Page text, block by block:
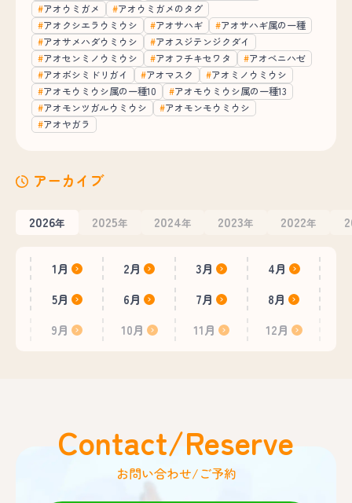
アオウミガメ
アオウミガメのタグ
アオクシエラウミウシ
アオサハギ
アオサハギ属の一種
アオサメハダウミウシ
アオスジテンジクダイ
アオセンミノウミウシ
アオフチキセワタ
アオベニハゼ
アオボシミドリガイ
アオマスク
アオミノウミウシ
アオモウミウシ属の一種10
アオモウミウシ属の一種13
アオモンツガルウミウシ
アオモンモウミウシ
アオヤガラ
アーカイブ
2026年 2025年 2024年 2023年 2022年
1月 2月 3月
4月
5月
6月 7月
8月
9月
10月 11月 12月
Contact/Reserve
お問い合わせ/ご予約